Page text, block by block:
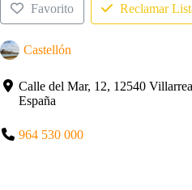
Favorito Reclamar
Castellón
Calle del Mar, 12, 12540
España
964 530 000